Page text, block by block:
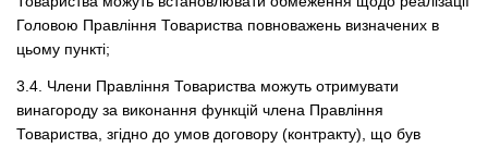
Головою Правління Товариства повноважень визначених в
цьому пункті;
3.4. Члени Правління Товариства можуть отримувати
винагороду за виконання функцій члена Правління
Товариства, згідно до умов договору (контракту), що був